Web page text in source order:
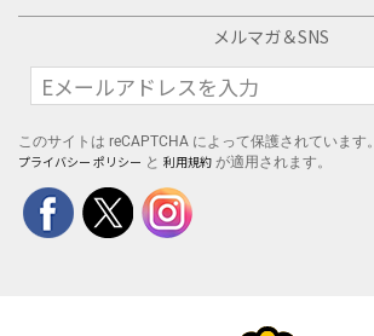
メルマガ＆SNS
このサイトは reCAPTCHA によって保護されています。
プライバシー ポリシー と 利用規約 が適用されます。